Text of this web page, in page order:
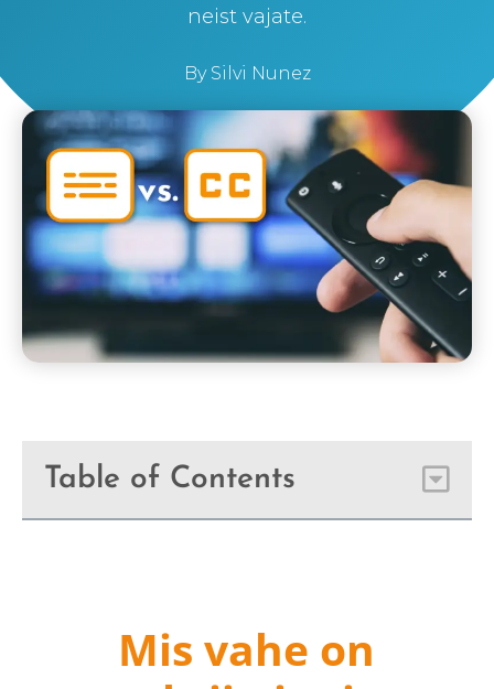
neist vajate.
BySilvi Nunez
Table of Contents
Mis vahe on